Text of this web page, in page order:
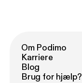
Om Podimo
Karriere
Blog
Brug for hjælp?